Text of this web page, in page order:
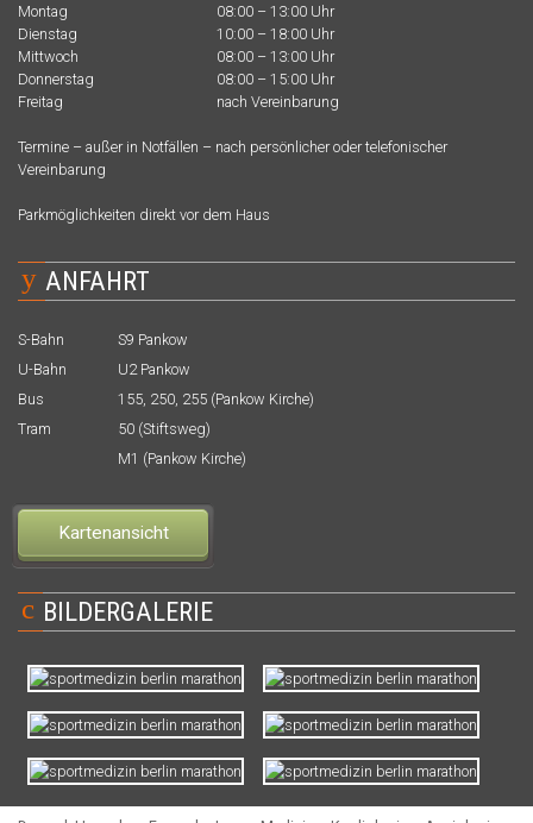
Montag
08:00 – 13:00 Uhr
Dienstag
10:00 – 18:00 Uhr
Mittwoch
08:00 – 13:00 Uhr
Donnerstag
08:00 – 15:00 Uhr
Freitag
nach Vereinbarung
Termine – außer in Notfällen – nach persönlicher oder telefonischer
Vereinbarung
Parkmöglichkeiten direkt vor dem Haus
y ANFAHRT
S-Bahn
S9 Pankow
U-Bahn
U2 Pankow
Bus
155, 250, 255 (Pankow Kirche)
Tram
50 (Stiftsweg)
M1 (Pankow Kirche)
Kartenansicht
c BILDERGALERIE